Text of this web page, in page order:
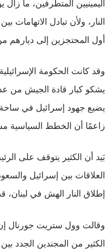
اليمينيين المتطرفين، ما
النار، ولأن تبادل
أول المحتجزين إلى ديارهم
وقد كانت الحكومة
يشكو كبار قادة الجيش من
يضيع جهود إسرائيل في ساحة
زاعمًا أن الخطط السياسية
بَيد أن الكثير يتوقف على
العلاقات بين إسرائيل
إطلاق النار الهش في
وقالت وول ستريت جورنال
الكثير من المجندين الجدد